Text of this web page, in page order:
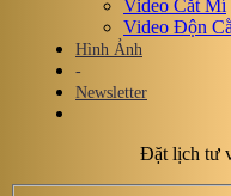
Video Cắt Mí
Video Độn
Hình Ảnh
-
Newsletter
Đặt lịch tư